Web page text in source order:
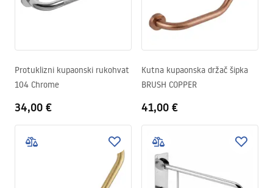
Protuklizni kupaonski rukohvat
104 Chrome
34,00 €
Kutna kupaonska držač šipka
BRUSH COPPER
41,00 €